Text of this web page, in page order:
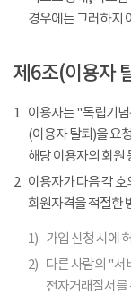
경우에는 그러하지
제6조(이용자
1 이용자는 "독립기
(이용자 탈퇴)을 요
해당 이용자의 회원
2 이용자가 다음 각
회원자격을 적절한
1) 가입 신청 시에
2) 다른 사람의 "서
전자거래질서를